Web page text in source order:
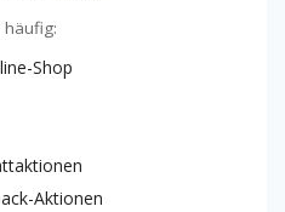
Shop
Aktionen